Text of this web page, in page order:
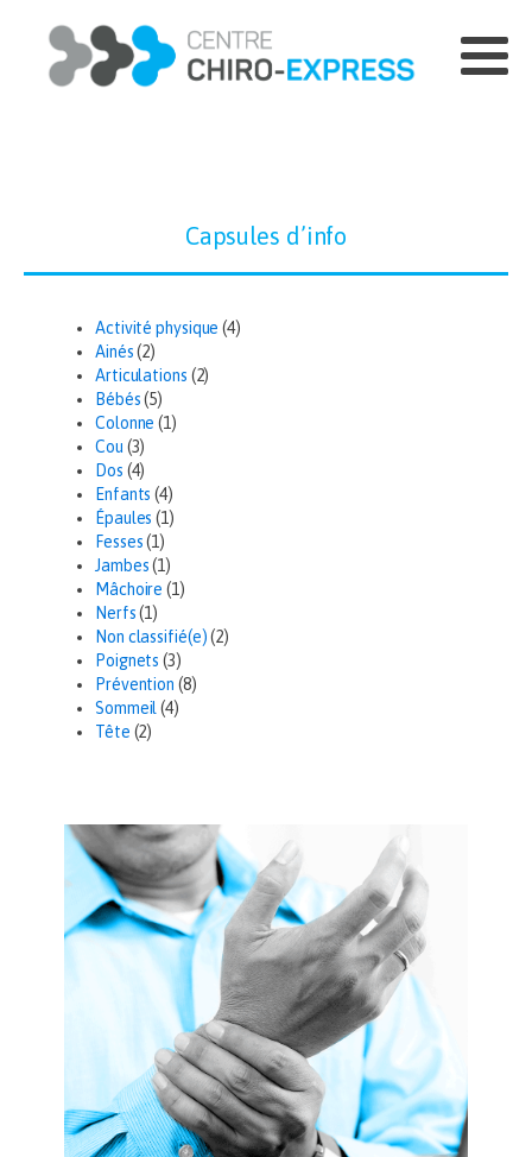
Capsules d’info
Activité physique (4)
Ainés (2)
Articulations (2)
Bébés (5)
Colonne (1)
Cou (3)
Dos (4)
Enfants (4)
Épaules (1)
Fesses (1)
Jambes (1)
Mâchoire (1)
Nerfs (1)
Non classifié(e) (2)
Poignets (3)
Prévention (8)
Sommeil (4)
Tête (2)